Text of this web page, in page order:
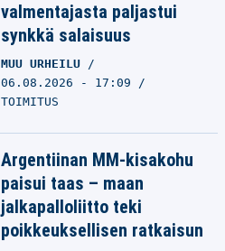
valmentajasta paljastui
synkkä salaisuus
MUU URHEILU
06.08.2026 - 17:09
TOIMITUS
Argentiinan MM-kisakohu
paisui taas – maan
jalkapalloliitto teki
poikkeuksellisen ratkaisun